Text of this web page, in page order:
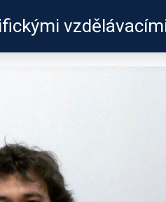
PROFILY ÚČASTNÍKŮ